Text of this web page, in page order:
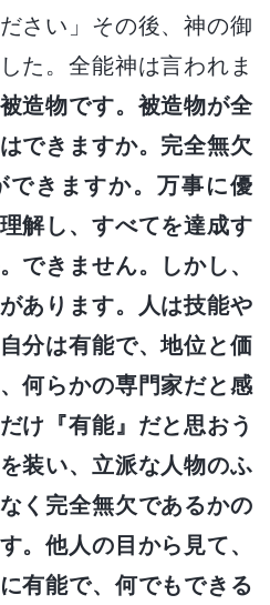
さい」その後、神の御
た。全能神は言われま
造物です。被造物が全
できますか。完全無欠
できますか。万事に優
解し、すべてを達成す
できません。しかし、
あります。人は技能や
分は有能で、地位と価
何らかの専門家だと感
け『有能』だと思おう
装い、立派な人物のふ
く完全無欠であるかの
。他人の目から見て、
有能で、何でもできる